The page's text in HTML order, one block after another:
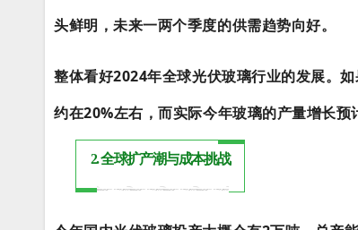
头鲜明，未来一两个季度的供需趋势向好。
整体看好2024年全球光伏玻璃行业的发展。
约在20%左右，而实际今年玻璃的产量增长预
2. 全球扩产潮与成本挑战